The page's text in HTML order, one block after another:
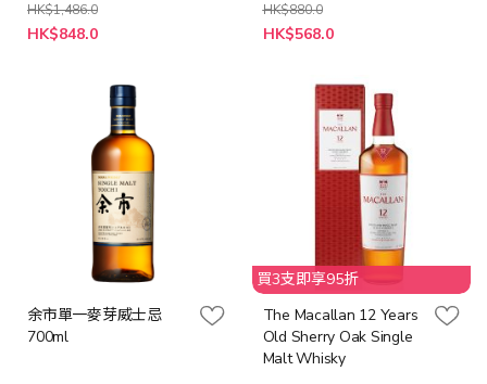
HK$1,486.0
特
殊
HK$848.0
HK$880.0
特
殊
HK$568.0
余市單一麥芽威士忌
700ml
買3支即享95折
The Macallan 12 Years
Old Sherry Oak Single
Malt Whisky